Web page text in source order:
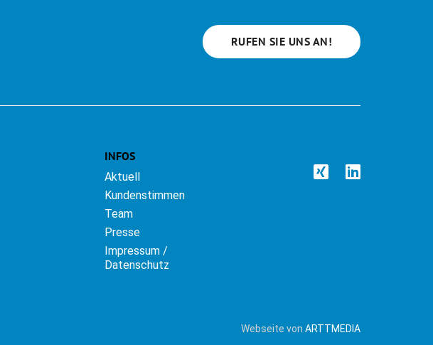
RUFEN SIE UNS AN!
INFOS
Aktuell
Kundenstimmen
Team
Presse
Impressum /
Datenschutz
Webseite von ARTTMEDIA